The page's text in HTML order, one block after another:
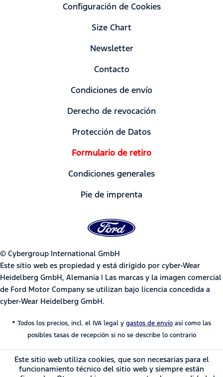
Configuración de Cookies
Size Chart
Newsletter
Contacto
Condiciones de envío
Derecho de revocación
Protección de Datos
Formulario de retiro
Condiciones generales
Pie de imprenta
© Cybergroup International GmbH
Este sitio web es propiedad y está dirigido por cyber-Wear
Heidelberg GmbH, Alemania | Las marcas y la imagen comercial
de Ford Motor Company se utilizan bajo licencia concedida a
cyber-Wear Heidelberg GmbH.
* Todos los precios, incl. el IVA legal y gastos de envío así como las
posibles tasas de recepción si no se describe lo contrario
Este sitio web utiliza cookies, que son necesarias para el
funcionamiento técnico del sitio web y siempre están